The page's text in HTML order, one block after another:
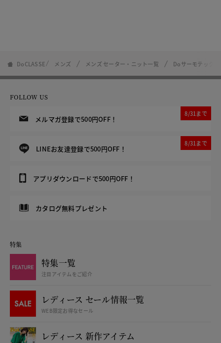
DoCLASSE メンズ メンズ セーター・ニット一覧 Doサーモテック
FOLLOW US
メルマガ登録で500円OFF！
8/31まで
LINEお友達登録で500円OFF！
8/31まで
アプリダウンロードで500円OFF！
カタログ無料プレゼント
特集
特集一覧
注目アイテムをご紹介
レディース セール情報一覧
WEB限定お得なセール
レディース 新作アイテム